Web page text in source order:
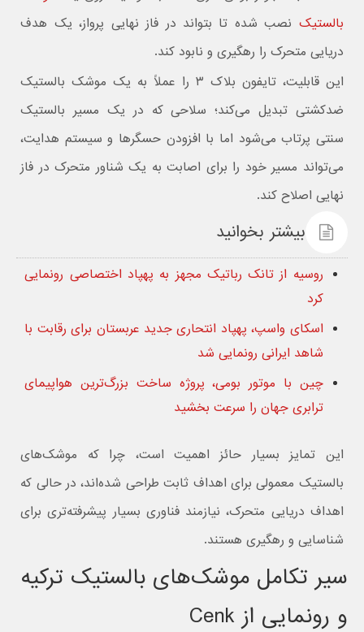
بالستیک نصب شده تا بتواند در فاز نهایی پرواز، یک هدف
دریایی متحرک را رهگیری و نابود کند.
این قابلیت، تایفون بلاک ۳ را عملاً به یک موشک بالستیک
ضدکشتی تبدیل می‌کند؛ سلاحی که در یک مسیر بالستیک
سنتی پرتاب می‌شود اما با افزودن حسگرها و سیستم هدایت،
می‌تواند مسیر خود را برای اصابت به یک شناور متحرک در فاز
نهایی اصلاح کند.
بیشتر بخوانید
روسیه از تانک رباتیک مجهز به پهپاد اختصاصی رونمایی
کرد
اسکای واسپ، پهپاد انتحاری جدید عربستان برای رقابت با
شاهد ایرانی رونمایی شد
چین با موتور بومی، پروژه ساخت بزرگ‌ترین هواپیمای
ترابری جهان را سرعت بخشید
این تمایز بسیار حائز اهمیت است، چرا که موشک‌های
بالستیک معمولی برای اهداف ثابت طراحی شده‌اند، در حالی که
اهداف دریایی متحرک، نیازمند فناوری بسیار پیشرفته‌تری برای
شناسایی و رهگیری هستند.
سیر تکامل موشک‌های بالستیک ترکیه
و رونمایی از Cenk